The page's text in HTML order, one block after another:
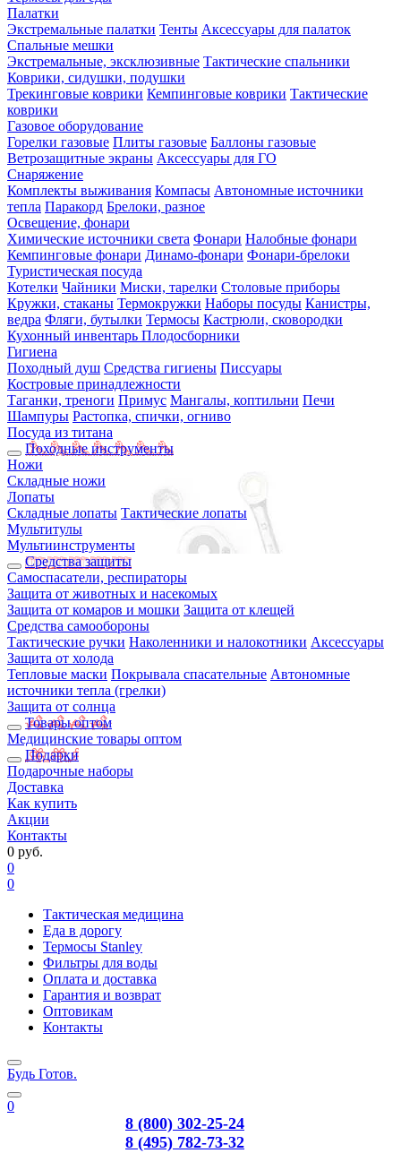
Палатки
Экстремальные палатки Тенты Аксессуары для палаток
Спальные мешки
Экстремальные, эксклюзивные Тактические спальники
Коврики, сидушки, подушки
Трекинговые коврики Кемпинговые коврики Тактические
коврики
Газовое оборудование
Горелки газовые Плиты газовые Баллоны газовые
Ветрозащитные экраны Аксессуары для ГО
Снаряжение
Комплекты выживания Компасы Автономные источники
тепла Паракорд Брелоки, разное
Освещение, фонари
Химические источники света Фонари Налобные фонари
Кемпинговые фонари Динамо-фонари Фонари-брелоки
Туристическая посуда
Котелки Чайники Миски, тарелки Столовые приборы
Кружки, стаканы Термокружки Наборы посуды Канистры,
ведра Фляги, бутылки Термосы Кастрюли, сковородки
Кухонный инвентарь Плодосборники
Гигиена
Походный душ Средства гигиены Писсуары
Костровые принадлежности
Таганки, треноги Примус Мангалы, коптильни Печи
Шампуры Растопка, спички, огниво
Посуда из титана
Походные инструменты
Ножи
Складные ножи
Лопаты
Складные лопаты Тактические лопаты
Мультитулы
Мультиинструменты
Средства защиты
Самоспасатели, респираторы
Защита от животных и насекомых
Защита от комаров и мошки Защита от клещей
Средства самообороны
Тактические ручки Наколенники и налокотники Аксессуары
Защита от холода
Тепловые маски Покрывала спасательные Автономные
источники тепла (грелки)
Защита от солнца
Товары оптом
Медицинские товары оптом
Подарки
Подарочные наборы
Доставка
Как купить
Акции
Контакты
0 руб.
0
0
Тактическая медицина
Еда в дорогу
Термосы Stanley
Фильтры для воды
Оплата и доставка
Гарантия и возврат
Оптовикам
Контакты
Будь Готов.
0
8 (800) 302-25-24
8 (495) 782-73-32